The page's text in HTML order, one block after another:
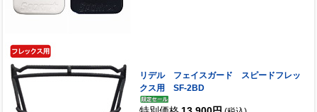
リデル フェイスガード スピードフレッ
クス用 SF-2BD